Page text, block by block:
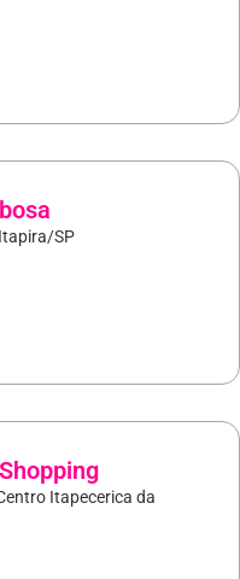
SP
Itapecerica da